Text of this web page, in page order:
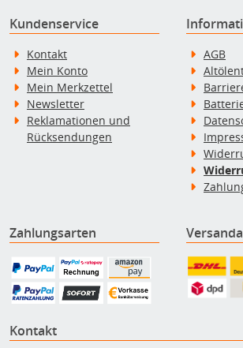
Kundenservice
Kontakt
Mein Konto
Mein Merkzettel
Newsletter
Reklamationen und
Rücksendungen
AGB
Zahlungsarten
Kontakt